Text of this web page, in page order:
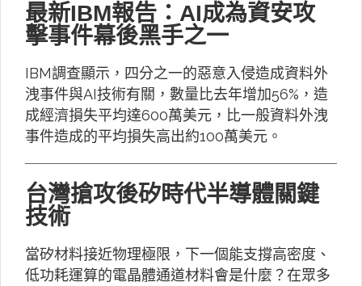
最新IBM報告：AI成為資安攻
擊事件幕後黑手之一
IBM調查顯示，四分之一的惡意入侵造成資料外
洩事件與AI技術有關，數量比去年增加56%，造
成經濟損失平均達600萬美元，比一般資料外洩
事件造成的平均損失高出約100萬美元。
台灣搶攻後矽時代半導體關鍵
技術
當矽材料接近物理極限，下一個能支撐高密度、
低功耗運算的電晶體通道材料會是什麼？在眾多